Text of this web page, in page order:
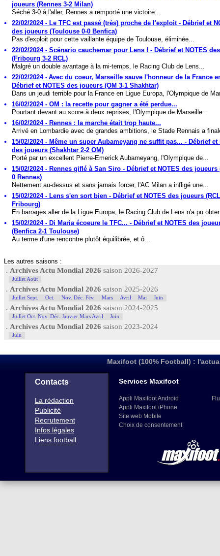
joueurs (Rennes 3-2 Milan)
Séché 3-0 à l'aller, Rennes a remporté une victoire...
22/02/2024 - Le TFC est passé (très) proche de l'exploit - Débrief et
des joueurs (Toulouse 0-0 Benfica)
Pas d'exploit pour cette vaillante équipe de Toulouse, éliminée...
22/02/2024 - Scénario cauchemar pour Lens ! - Débrief et NOTES
(Fribourg 3-2 RCL)
Malgré un double avantage à la mi-temps, le Racing Club de Lens...
22/02/2024 - Avec du coeur, Marseille sauve l'honneur de la France
Débrief et NOTES des joueurs (OM 3-1 Shakhtar)
Dans un jeudi terrible pour la France en Ligue Europa, l'Olympique de
16/02/2024 - OM : la recette pour gagner a été perdue...
Pourtant devant au score à deux reprises, l'Olympique de Marseille...
16/02/2024 - Rennes : la marche était trop haute...
Arrivé en Lombardie avec de grandes ambitions, le Stade Rennais a
15/02/2024 - Même un super Aubameyang ne suffit pas... - Débrief et
des joueurs (Shakhtar 2-2 OM)
Porté par un excellent Pierre-Emerick Aubameyang, l'Olympique de...
15/02/2024 - Rennes giflé à San Siro - Débrief et NOTES des joueurs
0 Rennes)
Nettement au-dessus et sans jamais forcer, l'AC Milan a infligé une...
15/02/2024 - Lens s'en sort bien - Débrief et NOTES des joueurs
Fribourg)
En barrages aller de la Ligue Europa, le Racing Club de Lens n'a pu
15/02/2024 - Di Maria écoeure le TFC... - Débrief et NOTES des
(Benfica 2-1 Toulouse)
Au terme d'une rencontre plutôt équilibrée, et ô...
Les autres saisons :
. Archives Actu Mondial 2026 saison 2026-2027
Juillet Août
. Archives Actu Mondial 2026 saison 2025-2026
Juillet Sept. Oct. Nov. Déc. Fév. Mars Avril Mai Juin
. Archives Actu Mondial 2026 saison 2024-2025
Juillet Oct. Nov. Déc. Janvier Mars Avril Juin
. Archives Actu Mondial 2026 saison 2023-2024
Juin
Maxifoot (100% Football) :
Contacts
La rédaction
Publicité
Recrutement
Infos légales
Liens football
Services Maxifoot
Appli Maxifoot Android
Appli Maxifoot iPhone
Site web Mobile
Choix de consentement